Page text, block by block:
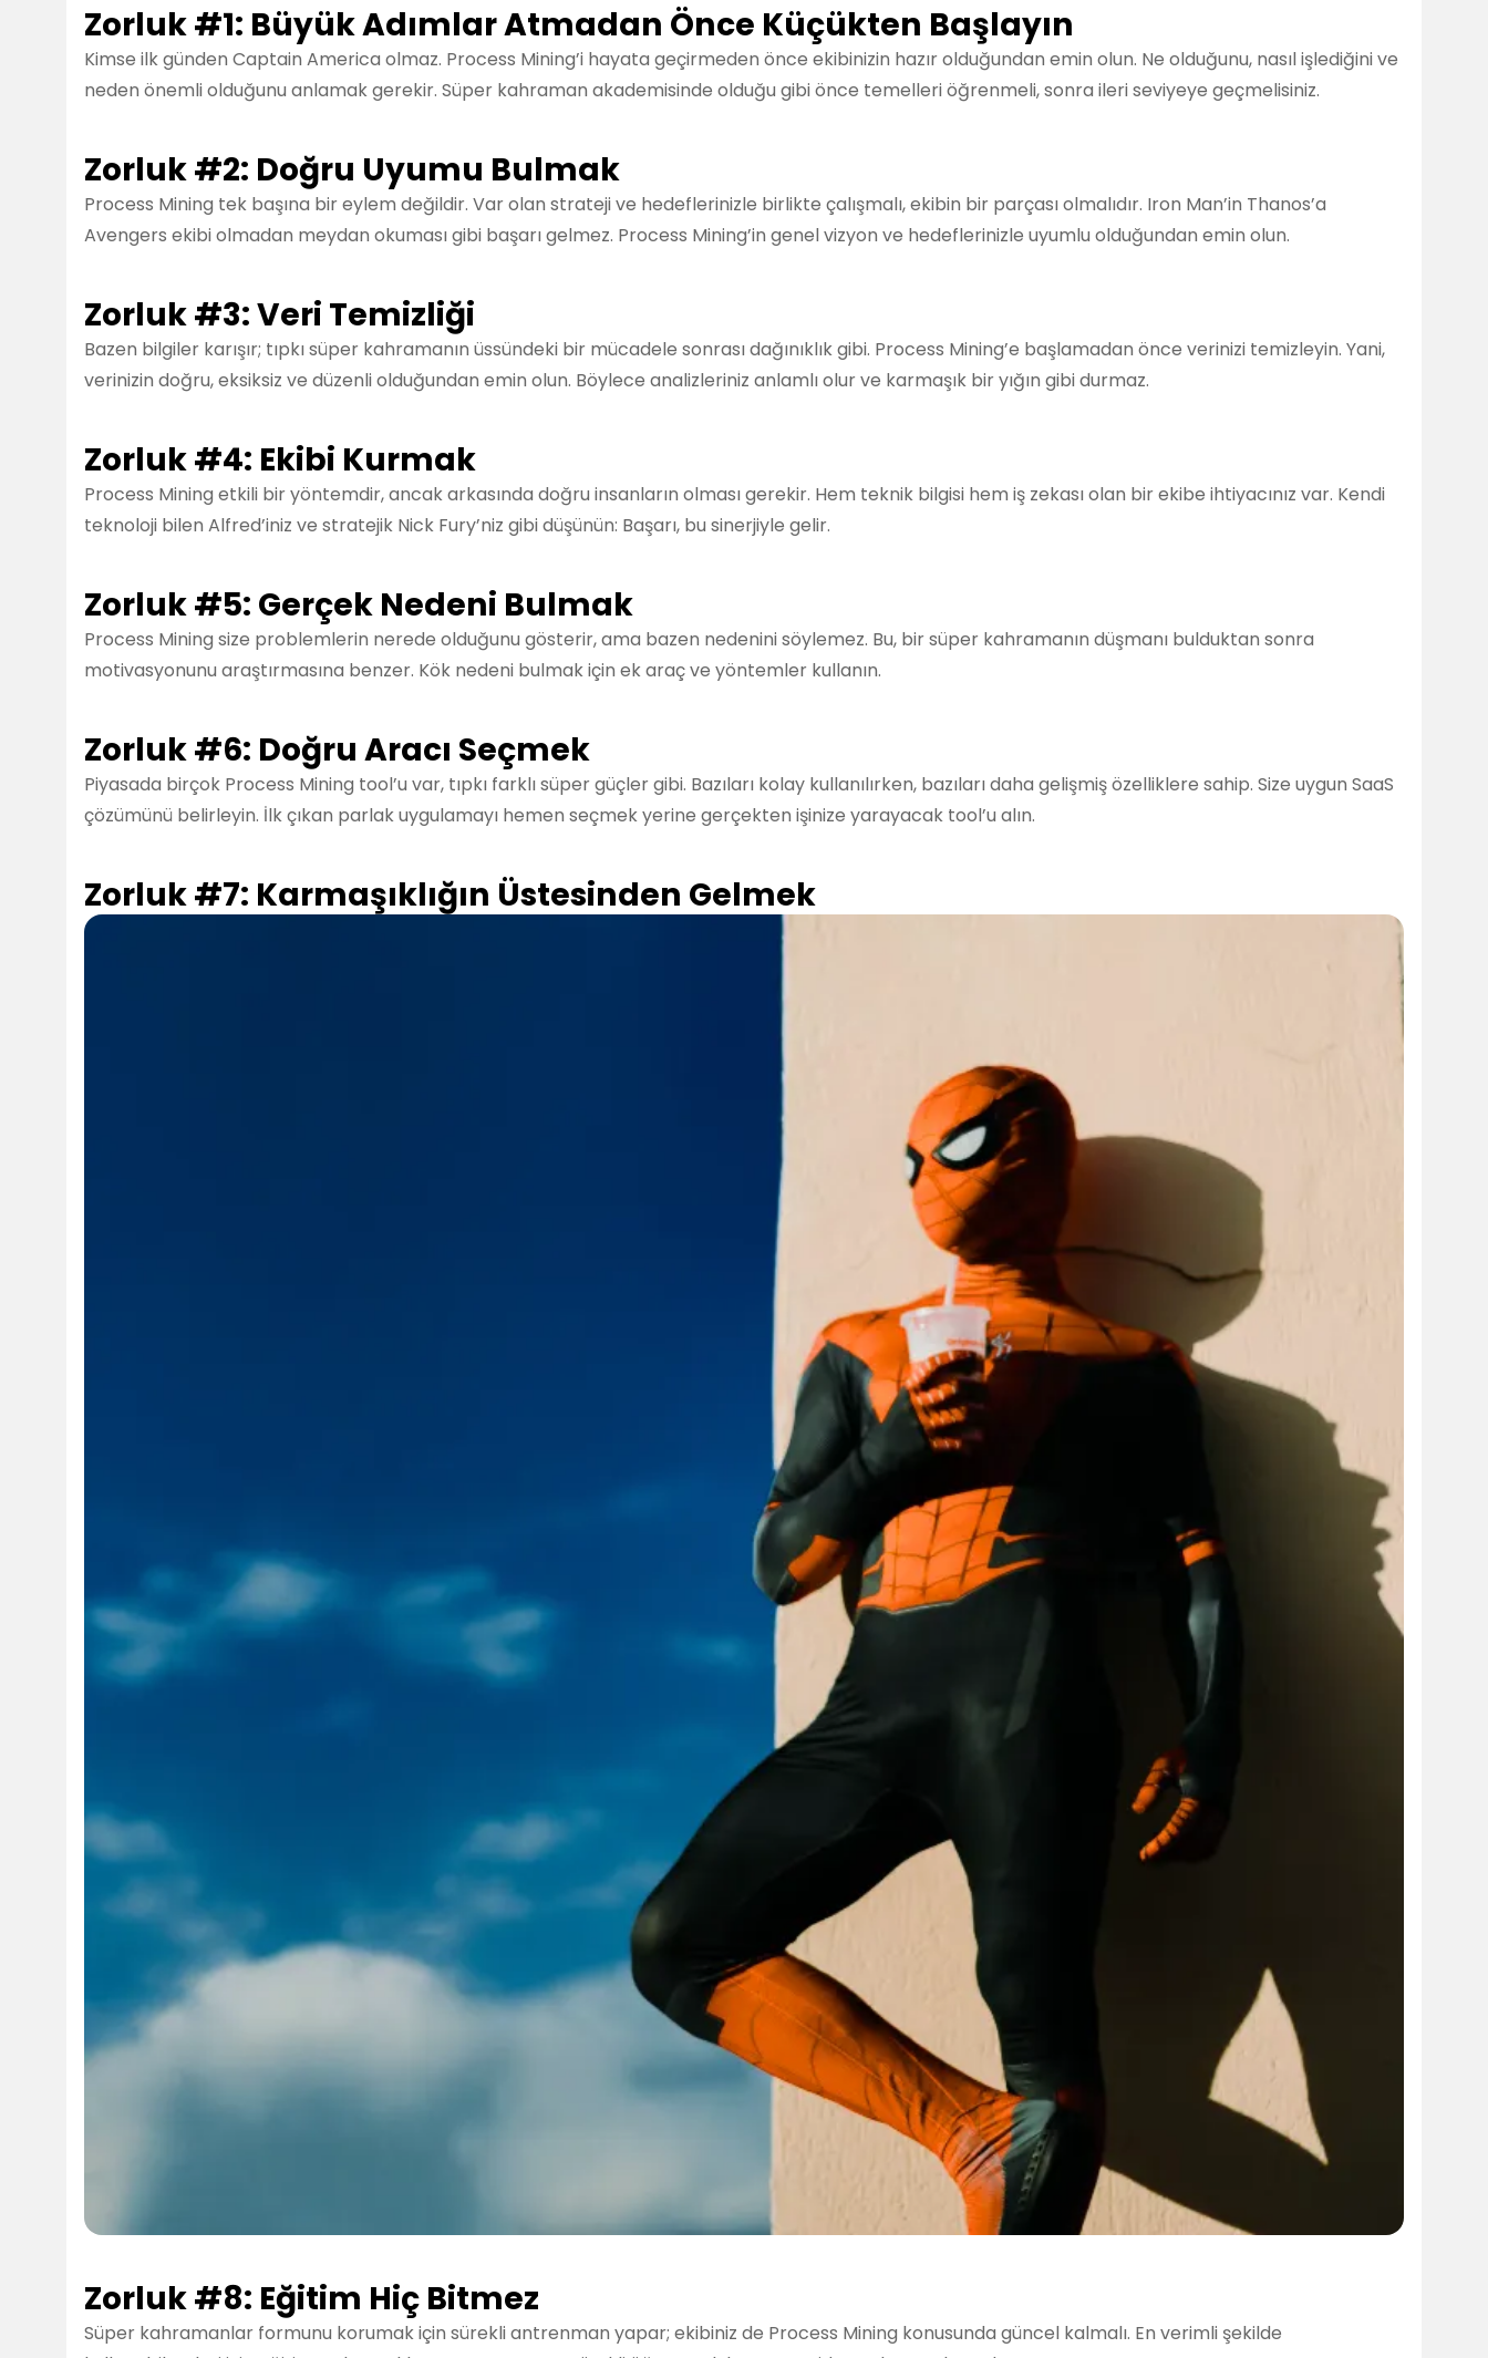
Zorluk #1: Büyük Adımlar Atmadan Önce Küçükten Başlayın
Kimse ilk günden Captain America olmaz. Process Mining’i hayata geçirmeden önce ekibinizin hazır olduğundan emin olun. Ne olduğunu, nasıl işlediğini ve
neden önemli olduğunu anlamak gerekir. Süper kahraman akademisinde olduğu gibi önce temelleri öğrenmeli, sonra ileri seviyeye geçmelisiniz.
Zorluk #2: Doğru Uyumu Bulmak
Process Mining tek başına bir eylem değildir. Var olan strateji ve hedeflerinizle birlikte çalışmalı, ekibin bir parçası olmalıdır. Iron Man’in Thanos’a
Avengers ekibi olmadan meydan okuması gibi başarı gelmez. Process Mining’in genel vizyon ve hedeflerinizle uyumlu olduğundan emin olun.
Zorluk #3: Veri Temizliği
Bazen bilgiler karışır; tıpkı süper kahramanın üssündeki bir mücadele sonrası dağınıklık gibi. Process Mining’e başlamadan önce verinizi temizleyin. Yani,
verinizin doğru, eksiksiz ve düzenli olduğundan emin olun. Böylece analizleriniz anlamlı olur ve karmaşık bir yığın gibi durmaz.
Zorluk #4: Ekibi Kurmak
Process Mining etkili bir yöntemdir, ancak arkasında doğru insanların olması gerekir. Hem teknik bilgisi hem iş zekası olan bir ekibe ihtiyacınız var. Kendi
teknoloji bilen Alfred’iniz ve stratejik Nick Fury’niz gibi düşünün: Başarı, bu sinerjiyle gelir.
Zorluk #5: Gerçek Nedeni Bulmak
Process Mining size problemlerin nerede olduğunu gösterir, ama bazen nedenini söylemez. Bu, bir süper kahramanın düşmanı bulduktan sonra
motivasyonunu araştırmasına benzer. Kök nedeni bulmak için ek araç ve yöntemler kullanın.
Zorluk #6: Doğru Aracı Seçmek
Piyasada birçok Process Mining tool’u var, tıpkı farklı süper güçler gibi. Bazıları kolay kullanılırken, bazıları daha gelişmiş özelliklere sahip. Size uygun SaaS
çözümünü belirleyin. İlk çıkan parlak uygulamayı hemen seçmek yerine gerçekten işinize yarayacak tool’u alın.
Zorluk #7: Karmaşıklığın Üstesinden Gelmek
Zorluk #8: Eğitim Hiç Bitmez
Süper kahramanlar formunu korumak için sürekli antrenman yapar; ekibiniz de Process Mining konusunda güncel kalmalı. En verimli şekilde